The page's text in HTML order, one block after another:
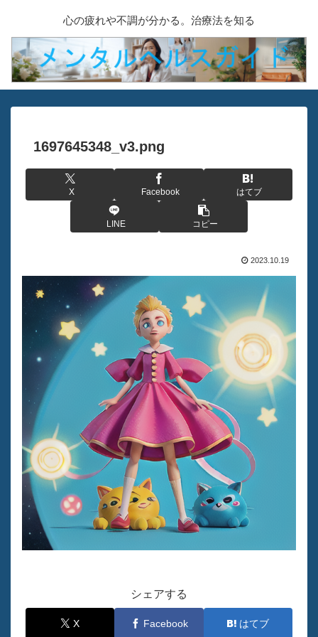
心の疲れや不調が分かる。治療法を知る
1697645348_v3.png
X Facebook はてブ
LINE コピー
2023.10.19
シェアする
X Facebook はてブ